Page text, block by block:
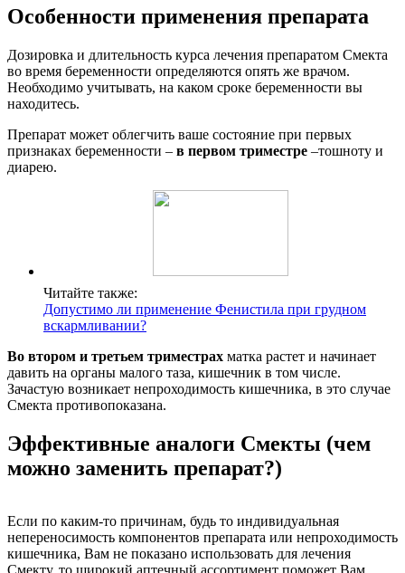
Особенности применения препарата
Дозировка и длительность курса лечения препаратом Смекта
во время беременности определяются опять же врачом.
Необходимо учитывать, на каком сроке беременности вы
находитесь.
Препарат может облегчить ваше состояние при первых
признаках беременности – в первом триместре –тошноту и
диарею.
Читайте также:
Допустимо ли применение Фенистила при грудном
вскармливании?
Во втором и третьем триместрах матка растет и начинает
давить на органы малого таза, кишечник в том числе.
Зачастую возникает непроходимость кишечника, в это случае
Смекта противопоказана.
Эффективные аналоги Смекты (чем
можно заменить препарат?)
Если по каким-то причинам, будь то индивидуальная
непереносимость компонентов препарата или непроходимость
кишечника, Вам не показано использовать для лечения
Смекту, то широкий аптечный ассортимент поможет Вам